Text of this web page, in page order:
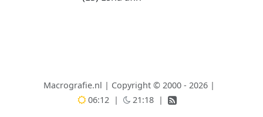
Macrografie.nl | Copyright © 2000 - 2026 |
06:12
| 21:18 |